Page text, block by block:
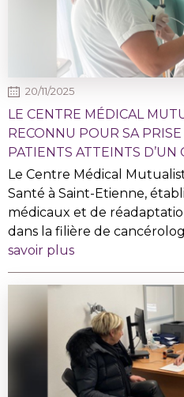
20/11/2025
LE CENTRE MÉDICAL
RECONNU POUR SA
PATIENTS ATTEINTS D’UN
Le Centre Médical
Santé à Saint-Etienne,
médicaux et de
dans la filière de
savoir plus